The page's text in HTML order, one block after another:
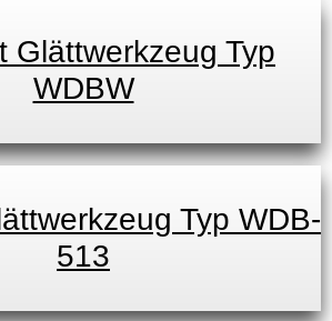
Glättwerkzeug Typ
WDBW
Typ WDB-
513